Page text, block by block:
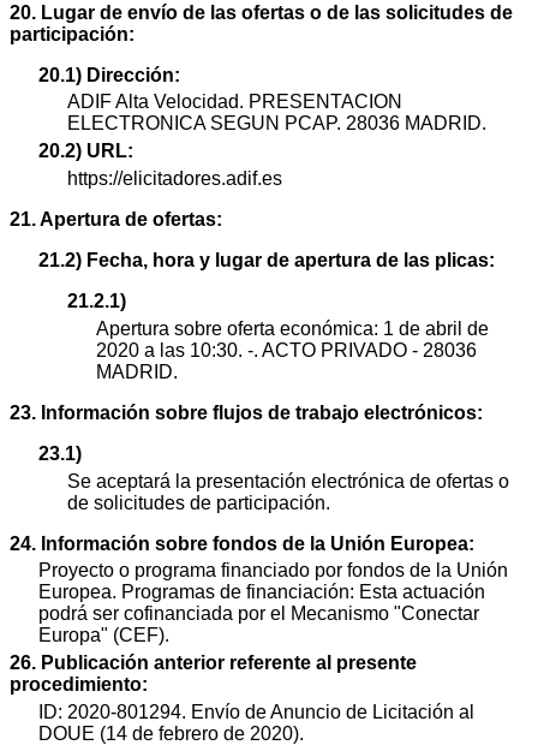
20. Lugar de envío de las ofertas o de las solicitudes de
participación:
20.1) Dirección:
ADIF Alta Velocidad. PRESENTACION
ELECTRONICA SEGUN PCAP. 28036 MADRID.
20.2) URL:
https://elicitadores.adif.es
21. Apertura de ofertas:
21.2) Fecha, hora y lugar de apertura de las plicas:
21.2.1)
Apertura sobre oferta económica: 1 de abril de
2020 a las 10:30. -. ACTO PRIVADO - 28036
MADRID.
23. Información sobre flujos de trabajo electrónicos:
23.1)
Se aceptará la presentación electrónica de ofertas o
de solicitudes de participación.
24. Información sobre fondos de la Unión Europea:
Proyecto o programa financiado por fondos de la Unión
Europea. Programas de financiación: Esta actuación
podrá ser cofinanciada por el Mecanismo "Conectar
Europa" (CEF).
26. Publicación anterior referente al presente
procedimiento:
ID: 2020-801294. Envío de Anuncio de Licitación al
DOUE (14 de febrero de 2020).